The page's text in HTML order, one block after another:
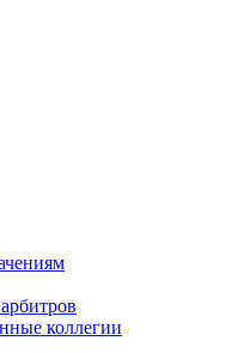
коллегии